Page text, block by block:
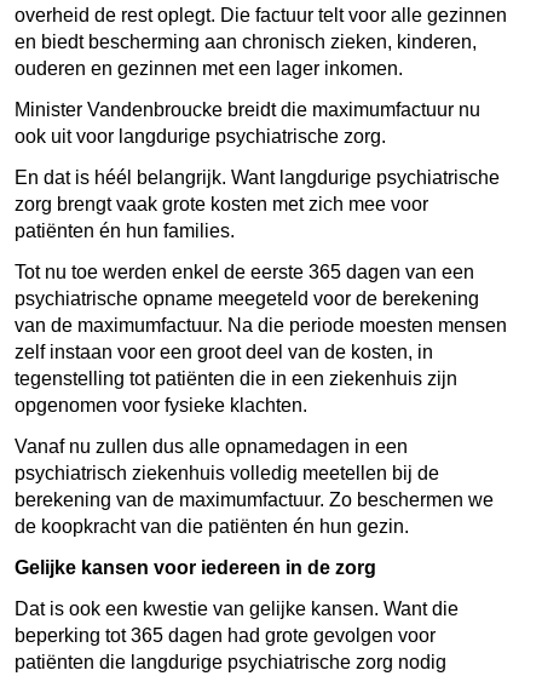
overheid de rest oplegt. Die factuur telt voor alle gezinnen
en biedt bescherming aan chronisch zieken, kinderen,
ouderen en gezinnen met een lager inkomen.
Minister Vandenbroucke breidt die maximumfactuur nu
ook uit voor langdurige psychiatrische zorg.
En dat is héél belangrijk. Want langdurige psychiatrische
zorg brengt vaak grote kosten met zich mee voor
patiënten én hun families.
Tot nu toe werden enkel de eerste 365 dagen van een
psychiatrische opname meegeteld voor de berekening
van de maximumfactuur. Na die periode moesten mensen
zelf instaan voor een groot deel van de kosten, in
tegenstelling tot patiënten die in een ziekenhuis zijn
opgenomen voor fysieke klachten.
Vanaf nu zullen dus alle opnamedagen in een
psychiatrisch ziekenhuis volledig meetellen bij de
berekening van de maximumfactuur. Zo beschermen we
de koopkracht van die patiënten én hun gezin.
Gelijke kansen voor iedereen in de zorg
Dat is ook een kwestie van gelijke kansen. Want die
beperking tot 365 dagen had grote gevolgen voor
patiënten die langdurige psychiatrische zorg nodig